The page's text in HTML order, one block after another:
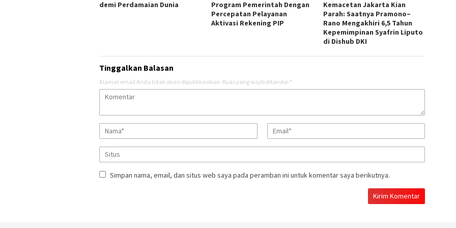
demi Perdamaian Dunia
Program Pemerintah Dengan
Percepatan Pelayanan
Aktivasi Rekening PIP
Kemacetan Jakarta Kian
Parah: Saatnya Pramono–
Rano Mengakhiri 6,5 Tahun
Kepemimpinan Syafrin Liputo
di Dishub DKI
Tinggalkan Balasan
Alamat email Anda tidak akan dipublikasikan. Ruas yang wajib ditandai *
Simpan nama, email, dan situs web saya pada peramban ini untuk komentar saya berikutnya.